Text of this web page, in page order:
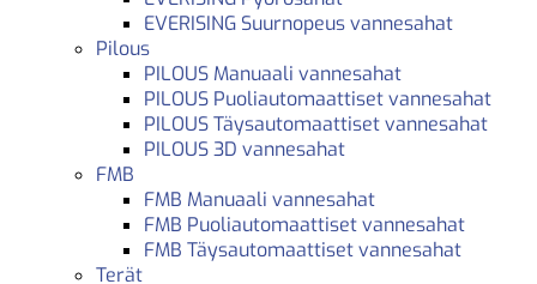
EVERISING Suurnopeus vannesahat
Pilous
PILOUS Manuaali vannesahat
PILOUS Puoliautomaattiset vannesahat
PILOUS Täysautomaattiset vannesahat
PILOUS 3D vannesahat
FMB
FMB Manuaali vannesahat
FMB Puoliautomaattiset vannesahat
FMB Täysautomaattiset vannesahat
Terät